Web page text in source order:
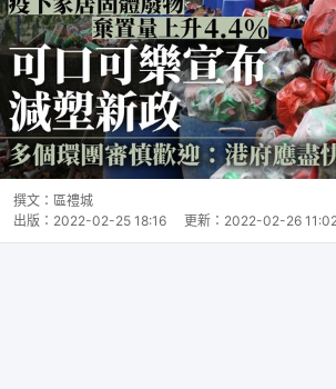
撰文： 區禮城
出版： 2022-02-25 18:16 更新： 2022-02-26